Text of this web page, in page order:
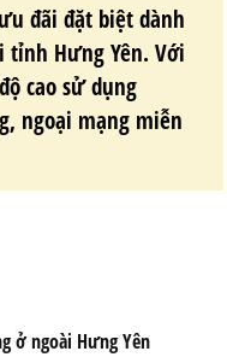
đãi đặt biệt dành
tỉnh Hưng Yên. Với
cao sử dụng
ngoại mạng miễn
ở ngoài Hưng Yên